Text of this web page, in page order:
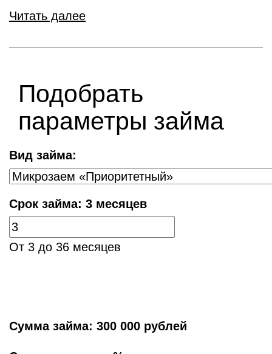
Читать далее
Подобрать
параметры займа
Вид займа:
Срок займа: 3 месяцев
От 3 до 36 месяцев
Сумма займа: 300 000 рублей